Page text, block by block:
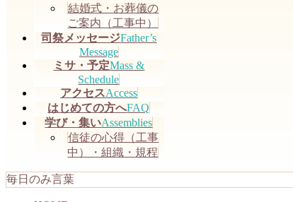
結婚式・お葬儀の
ご案内（工事中）
司祭メッセージFather’s
Message
ミサ・予定Mass &
Schedule
アクセスAccess
はじめての方へFAQ
学び・集いAssemblies
信徒の心得（工事
中）・組織・規程
毎日のみ言葉